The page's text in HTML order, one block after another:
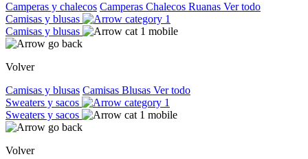
Camperas y chalecos Camperas Chalecos Ruanas Ver todo
Camisas y blusas
Camisas y blusas
Volver
Camisas y blusas Camisas Blusas Ver todo
Sweaters y sacos
Sweaters y sacos
Volver